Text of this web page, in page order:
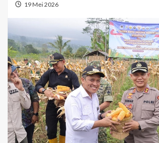
19 Mei 2026